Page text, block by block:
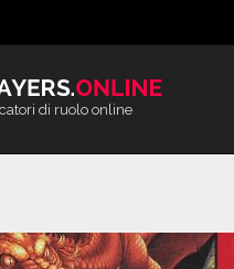
di ruolo online